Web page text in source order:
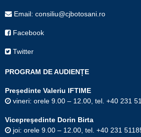
Email: consiliu@cjbotosani.ro
Facebook
Twitter
PROGRAM DE AUDIENȚE
Președinte Valeriu IFTIME
vineri: orele 9.00 – 12.00, tel. +40 231
Vicepreşedinte Dorin Birta
joi: orele 9.00 – 12.00, tel. +40 231